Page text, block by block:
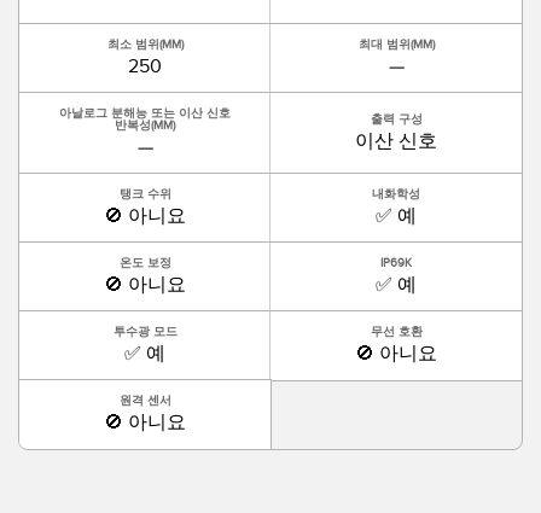
최소 범위(MM)
250
최대 범위(MM)
—
아날로그 분해능 또는 이산 신호
반복성(MM)
—
출력 구성
이산 신호
탱크 수위
🚫 아니요
내화학성
✅ 예
온도 보정
🚫 아니요
IP69K
✅ 예
투수광 모드
✅ 예
무선 호환
🚫 아니요
원격 센서
🚫 아니요